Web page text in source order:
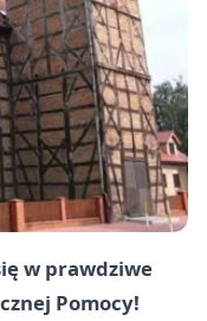
w prawdziwe
Pomocy!